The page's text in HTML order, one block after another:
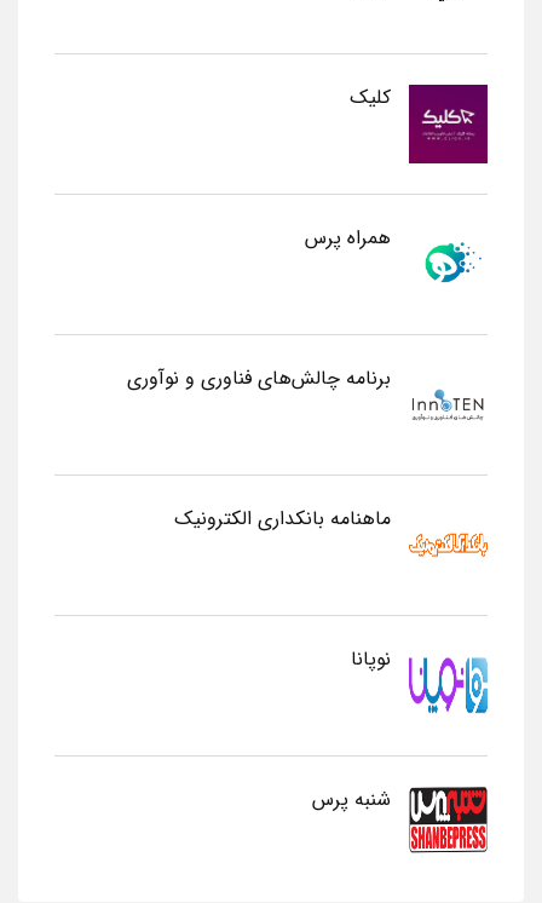
کلیک
همراه پرس
برنامه چالش‌های فناوری و نوآوری
ماهنامه بانکداری الکترونیک
نوپانا
شنبه پرس